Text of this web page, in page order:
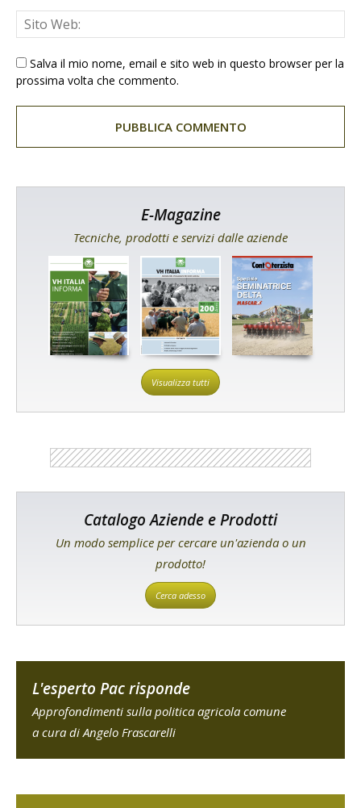
Salva il mio nome, email e sito web in questo browser per la
prossima volta che commento.
E-Magazine
Tecniche, prodotti e servizi dalle aziende
Visualizza tutti
Catalogo Aziende e Prodotti
Un modo semplice per cercare un'azienda o un
prodotto!
Cerca adesso
L'esperto Pac risponde
Approfondimenti sulla politica agricola comune
a cura di Angelo Frascarelli